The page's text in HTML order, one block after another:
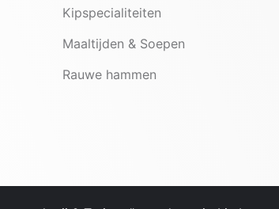
Kipspecialiteiten
Maaltijden & Soepen
Rauwe hammen